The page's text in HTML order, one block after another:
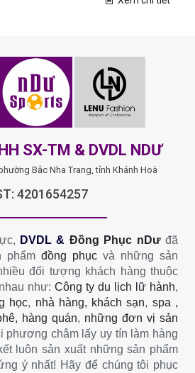
SX-TM & DVDL NDƯ
Bắc Nha Trang, tỉnh Khánh Hoà
4201654257
DVDL & Đồng Phục nDưđã
phẩm đồng phục và những sản
đối tượng khách hàng thuộc
như: Công ty du lịch lữ hành,
học, nhà hàng, khách sạn, spa ,
hàng quán, những đơn vị sản
phương châm lấy uy tín làm hàng
luôn sản xuất những sản phẩm
ý nhất! Hãy để chúng tôi phục